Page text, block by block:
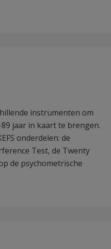
instrumenten om
jaar in kaart te brengen.
onderdelen: de
Test, de Twenty
de psychometrische